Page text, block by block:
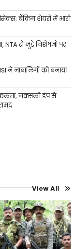
बैंकिंग शेयरों में भारी
NTA से जुड़े विशेषज्ञों पर
ने नाबालिगों को बनाया
नक्सली डंप से
View All